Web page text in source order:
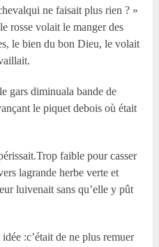
ne faisait plus rien ? »
rosse volait le manger des
le bien du bon Dieu, le volait
gars diminuala bande de
le piquet debois où était
faible pour casser
lagrande herbe verte et
luivenait sans qu’elle y pût
:c’était de ne plus remuer